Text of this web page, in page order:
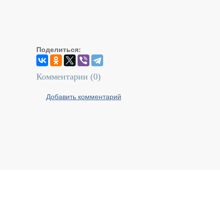
Поделиться:
Комментарии (0)
Добавить комментарий